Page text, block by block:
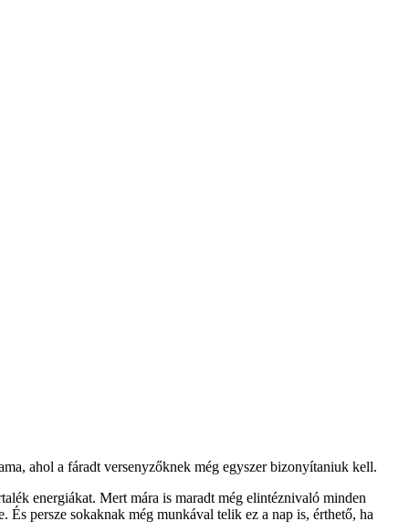
ahol a fáradt versenyzőknek még egyszer bizonyítaniuk kell.
energiákat. Mert mára is maradt még elintéznivaló minden
persze sokaknak még munkával telik ez a nap is, érthető, ha